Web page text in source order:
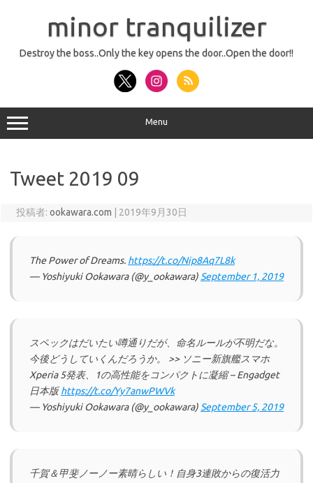
minor tranquilizer
Destroy the boss..Only the key opens the door..Open the door!!
Menu
Tweet 2019 09
投稿者: ookawara.com 2019年9月30日
The Power of Dreams. https://t.co/Nip8Aq7L8k
— Yoshiyuki Ookawara (@y_ookawara) September 1, 2019
スペックはだいたい噂通りだが、命名ルールが不明だな。
今後どうしていくんだろうか。 >> ソニー新旗艦スマホ
Xperia 5発表、1の高性能をコンパクトに凝縮 – Engadget
日本版https://t.co/Yy7anwPWVk
— Yoshiyuki Ookawara (@y_ookawara) September 5, 2019
千賀＆甲斐ノーノー素晴らしい！自身3連敗からの復活力